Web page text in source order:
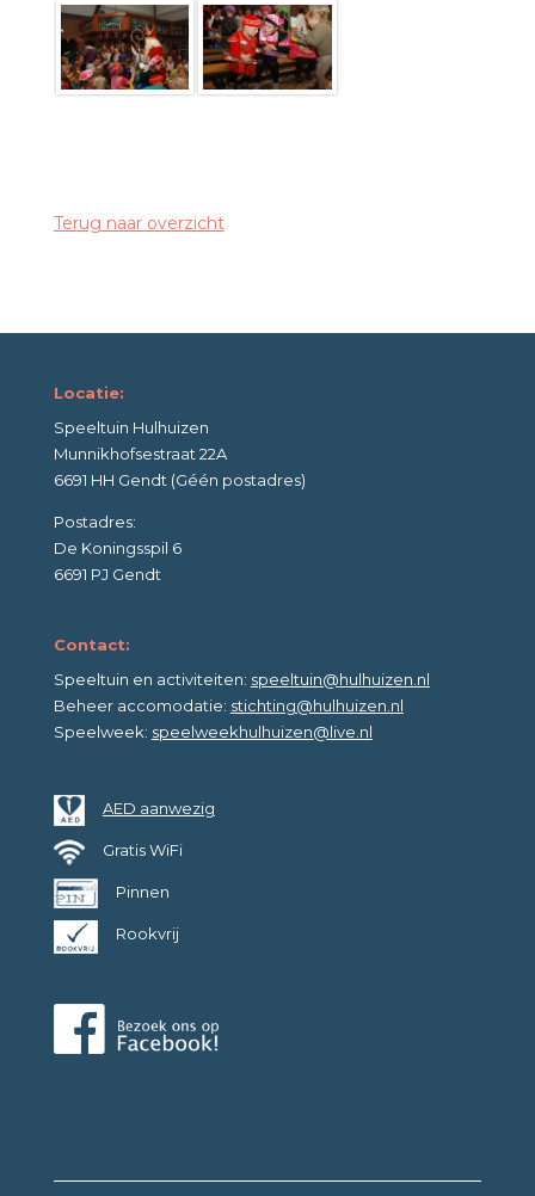
Terug naar overzicht
Locatie:
Speeltuin Hulhuizen
Munnikhofsestraat 22A
6691 HH Gendt (Géén postadres)
Postadres:
De Koningsspil 6
6691 PJ Gendt
Contact:
Speeltuin en activiteiten: speeltuin@hulhuizen.nl
Beheer accomodatie: stichting@hulhuizen.nl
Speelweek: speelweekhulhuizen@live.nl
AED aanwezig
Gratis WiFi
Pinnen
Rookvrij